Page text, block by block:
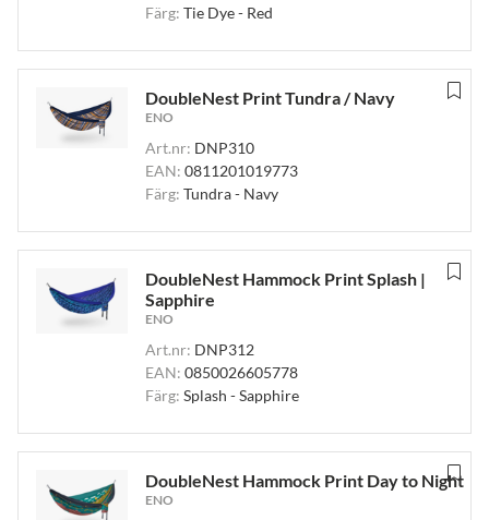
Färg: Tie Dye - Red
DoubleNest Print Tundra / Navy
ENO
Art.nr: DNP310
EAN: 0811201019773
Färg: Tundra - Navy
DoubleNest Hammock Print Splash |
Sapphire
ENO
Art.nr: DNP312
EAN: 0850026605778
Färg: Splash - Sapphire
DoubleNest Hammock Print Day to Night
ENO